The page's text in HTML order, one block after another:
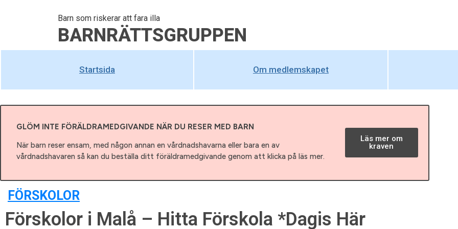
Barn som riskerar att fara illa
BARNRÄTTSGRUPPEN
Startsida Om medlemskapet
GLÖM INTE FÖRÄLDRAMEDGIVANDE NÄR DU RESER MED BARN
När barn reser ensam, med någon annan en vårdnadshavarna eller bara en av
vårdnadshavaren så kan du beställa ditt föräldramedgivande genom att klicka på läs mer.
Läs mer om
kraven
FÖRSKOLOR
Förskolor i Malå – Hitta Förskola *Dagis Här